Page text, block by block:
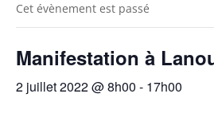
Cet évènement est passé
Manifestation à
2 juillet 2022 @ 8h00 - 17h00